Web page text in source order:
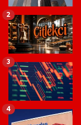
2
3
4